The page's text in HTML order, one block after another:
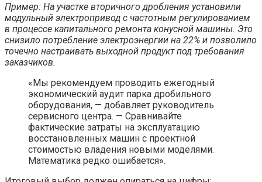
Пример: На участке вторичного дробления установили
модульный электропривод с частотным регулированием
в процессе капитального ремонта конусной машины. Это
снизило потребление электроэнергии на 22% и позволило
точечно настраивать выходной продукт под требования
заказчиков.
«Мы рекомендуем проводить ежегодный
экономический аудит парка дробильного
оборудования, — добавляет руководитель
сервисного центра. — Сравнивайте
фактические затраты на эксплуатацию
восстановленных машин с проектной
стоимостью владения новыми моделями.
Математика редко ошибается».